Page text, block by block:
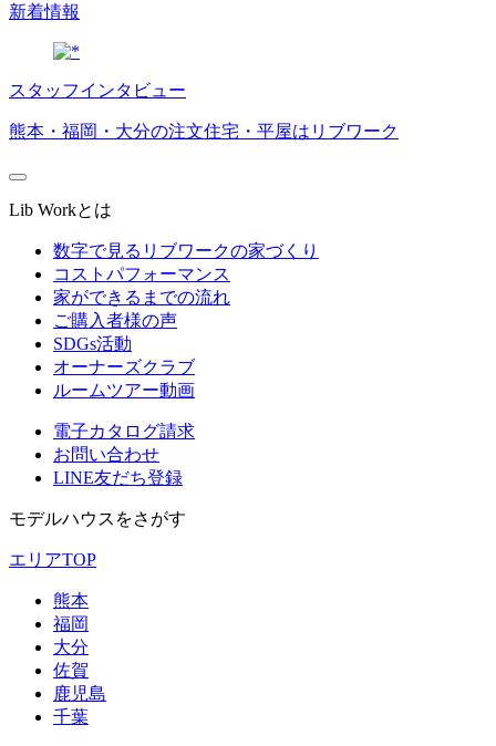
新着情報
スタッフインタビュー
熊本・福岡・大分の注文住宅・平屋はリブワーク
Lib Workとは
数字で見るリブワークの家づくり
コストパフォーマンス
家ができるまでの流れ
ご購入者様の声
SDGs活動
オーナーズクラブ
ルームツアー動画
電子カタログ請求
お問い合わせ
LINE友だち登録
モデルハウスをさがす
エリアTOP
熊本
福岡
大分
佐賀
鹿児島
千葉